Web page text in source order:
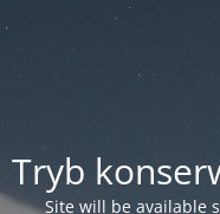
Tryb
Site will be available